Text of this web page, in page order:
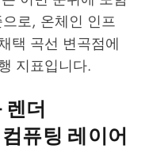
로, 온체인 인프
택 곡선 변곡점에
지표입니다.
렌더
퓨팅 레이어